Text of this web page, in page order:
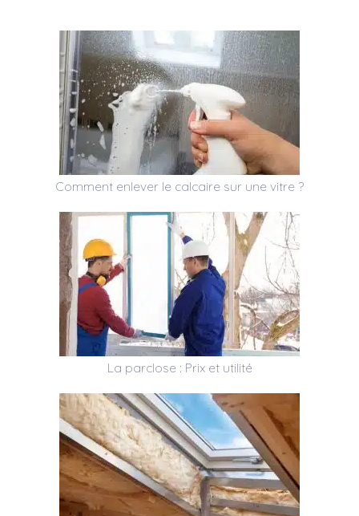
Comment enlever le calcaire sur une vitre ?
La parclose : Prix et utilité